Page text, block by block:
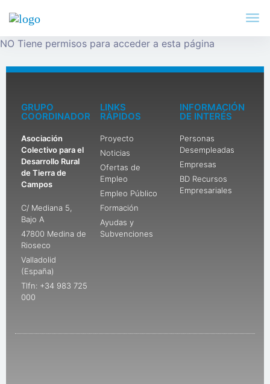
NO Tiene permisos para acceder a esta página
GRUPO
COORDINADOR
Asociación
Colectivo para el
Desarrollo Rural
de Tierra de
Campos
C/ Mediana 5,
Bajo A
47800 Medina de
Rioseco
Valladolid
(España)
Tlfn: +34 983 725
000
LINKS
RÁPIDOS
Proyecto
Noticias
Ofertas de
Empleo
Empleo Público
Formación
Ayudas y
Subvenciones
INFORMACIÓN
DE INTERÉS
Personas
Desempleadas
Empresas
BD Recursos
Empresariales